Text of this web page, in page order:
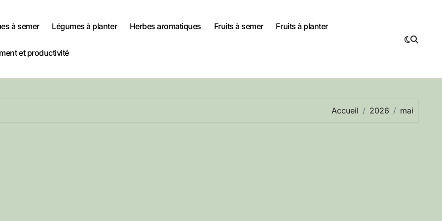
à semer Légumes à planter Herbes aromatiques Fruits à semer Fruits à planter
et productivité
Accueil 2026 mai